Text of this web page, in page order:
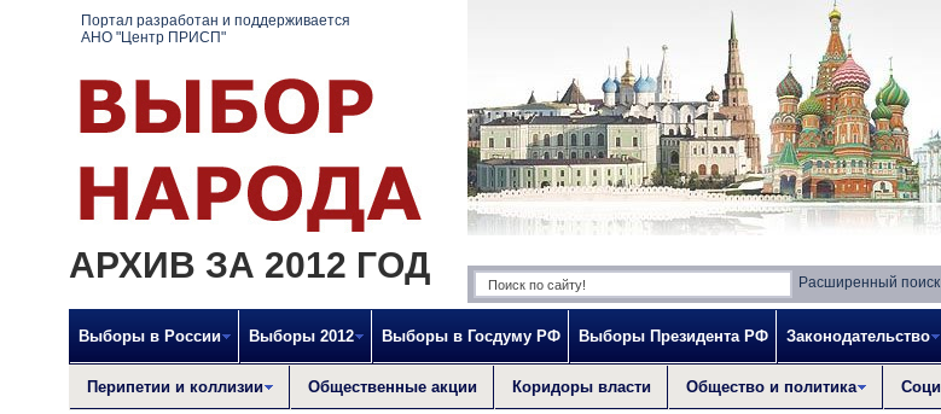
Расширенный поиск
Портал разработан и поддерживается
АНО "Центр ПРИСП"
АРХИВ ЗА 2012 ГОД
Выборы в России Выборы 2012 Выборы в Госдуму РФ Выборы Президента РФ Законодательство
Перипетии и коллизии Общественные акции Коридоры власти Общество и политика